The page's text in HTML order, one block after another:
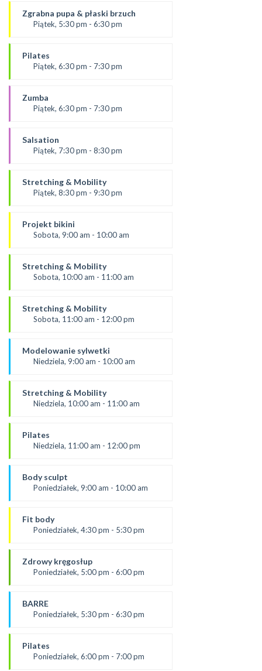
prowadząca:
Żaneta
Zgrabna pupa & płaski brzuch
Piątek, 5:30 pm - 6:30 pm
Ola
SALA 1
Pilates
Piątek, 6:30 pm - 7:30 pm
Paulina
*Zajęcia dla dorosłych i dzieci
Zumba
Piątek, 6:30 pm - 7:30 pm
Kasia K.
*Zajęcia dla dorosłych i dzieci
Salsation
Piątek, 7:30 pm - 8:30 pm
Rafał
SALA 1
Stretching & Mobility
Piątek, 8:30 pm - 9:30 pm
Rafał
*Zajęcia dla dorosłych i dzieci
Projekt bikini
Sobota, 9:00 am - 10:00 am
Ola C.
* Zajęcia dla dorosłych i dzieci
Stretching & Mobility
Sobota, 10:00 am - 11:00 am
Ola C.
*Zajęcia dla dorosłych i dzieci
Stretching & Mobility
Sobota, 11:00 am - 12:00 pm
Aneta
*Zajęcia dla dorosłych i dzieci
Modelowanie sylwetki
Niedziela, 9:00 am - 10:00 am
Aneta J
SALA 1
Stretching & Mobility
Niedziela, 10:00 am - 11:00 am
Aneta J
*Zajęcia dla dorosłych i dzieci
Pilates
Niedziela, 11:00 am - 12:00 pm
Żaneta
SALA 1
Body sculpt
Poniedziałek, 9:00 am - 10:00 am
Aneta
SALA 1
Fit body
Poniedziałek, 4:30 pm - 5:30 pm
Justyna
*Zajęcia dla dorosłych i dzieci
Zdrowy kręgosłup
Poniedziałek, 5:00 pm - 6:00 pm
prowadząca:
Żaneta
BARRE
Poniedziałek, 5:30 pm - 6:30 pm
Aneta J.
SALA 1
Pilates
Poniedziałek, 6:00 pm - 7:00 pm